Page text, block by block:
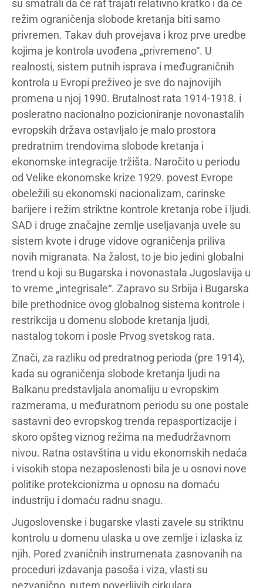
su smatrali da će rat trajati relativno kratko i da će
režim ograničenja slobode kretanja biti samo
privremen. Takav duh provejava i kroz prve uredbe
kojima je kontrola uvođena „privremeno“. U
realnosti, sistem putnih isprava i međugraničnih
kontrola u Evropi preživeo je sve do najnovijih
promena u njoj 1990. Brutalnost rata 1914-1918. i
posleratno nacionalno pozicioniranje novonastalih
evropskih država ostavljalo je malo prostora
predratnim trendovima slobode kretanja i
ekonomske integracije tržišta. Naročito u periodu
od Velike ekonomske krize 1929. povest Evrope
obeležili su ekonomski nacionalizam, carinske
barijere i režim striktne kontrole kretanja robe i ljudi.
SAD i druge značajne zemlje useljavanja uvele su
sistem kvote i druge vidove ograničenja priliva
novih migranata. Na žalost, to je bio jedini globalni
trend u koji su Bugarska i novonastala Jugoslavija u
to vreme „integrisale“. Zapravo su Srbija i Bugarska
bile prethodnice ovog globalnog sistema kontrole i
restrikcija u domenu slobode kretanja ljudi,
nastalog tokom i posle Prvog svetskog rata.
Znači, za razliku od predratnog perioda (pre 1914),
kada su ograničenja slobode kretanja ljudi na
Balkanu predstavljala anomaliju u evropskim
razmerama, u međuratnom periodu su one postale
sastavni deo evropskog trenda repasportizacije i
skoro opšteg viznog režima na međudržavnom
nivou. Ratna ostavština u vidu ekonomskih nedaća
i visokih stopa nezaposlenosti bila je u osnovi nove
politike protekcionizma u opnosu na domaću
industriju i domaću radnu snagu.
Jugoslovenske i bugarske vlasti zavele su striktnu
kontrolu u domenu ulaska u ove zemlje i izlaska iz
njih. Pored zvaničnih instrumenata zasnovanih na
proceduri izdavanja pasoša i viza, vlasti su
nezvanično, putem poverljivih cirkulara,